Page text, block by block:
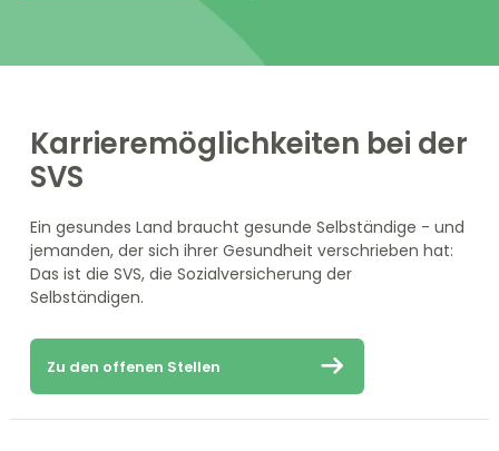
Karrieremöglichkeiten bei der
SVS
Ein gesundes Land braucht gesunde Selbständige - und
jemanden, der sich ihrer Gesundheit verschrieben hat:
Das ist die SVS, die Sozialversicherung der
Selbständigen.
Zu den offenen Stellen